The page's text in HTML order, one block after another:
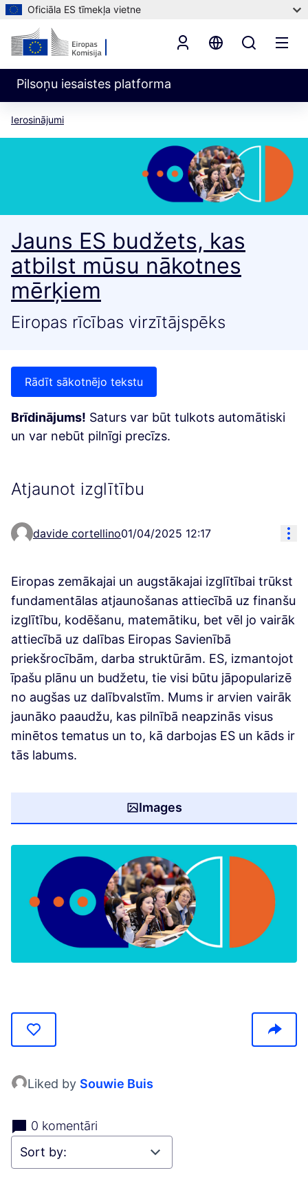
Oficiāla ES tīmekļa vietne
Pilsoņu iesaistes platforma
Ierosinājumi
Jauns ES budžets, kas
atbilst mūsu nākotnes
mērķiem
Eiropas rīcības virzītājspēks
Rādīt sākotnējo tekstu
Brīdinājums! Saturs var būt tulkots automātiski
un var nebūt pilnīgi precīzs.
Atjaunot izglītību
davide cortellino01/04/2025 12:17
Eiropas zemākajai un augstākajai izglītībai trūkst
fundamentālas atjaunošanas attiecībā uz finanšu
izglītību, kodēšanu, matemātiku, bet vēl jo vairāk
attiecībā uz dalības Eiropas Savienībā
priekšrocībām, darba struktūrām. ES, izmantojot
īpašu plānu un budžetu, tie visi būtu jāpopularizē
no augšas uz dalībvalstīm. Mums ir arvien vairāk
jaunāko paaudžu, kas pilnībā neapzinās visus
minētos tematus un to, kā darbojas ES un kāds ir
tās labums.
Images
Liked by Souwie Buis
0 komentāri